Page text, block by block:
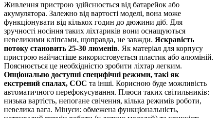
Живлення пристрою здійснюється від батарейок або
акумулятора. Залежно від вартості моделі, вона може
функціонувати від кількох годин до дюжини діб. Для
зручності носіння таких ліхтариків вони оснащуються
невеликими кліпсами, щоправда, не завжди. Яскравість
потоку становить 25-30 люменів. Як матеріал для корпусу
пристрою найчастіше використовується пластик або алюміній.
Пояснюється це необхідністю зробити ліхтар легким.
Опціонально доступні специфічні режими, такі як
екстрений спалах, СОС та інші. Корисною буде можливість
автоматичного перефокусування. Плюси таких світильників:
низька вартість, непогане свічення, кілька режимів роботи,
невелика вага. Мінуси: обмежена функціональність,